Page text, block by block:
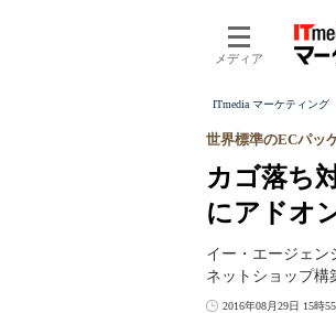
メディア
ITmedia マーケティング
カゴ落ち
にアドオ
世界標準のECパッ
イー・エージェン
ネットショップ構
2016年08月29日 15時